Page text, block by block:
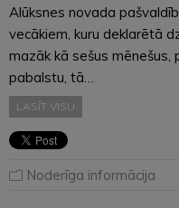
Alūksnes novada
vecākiem, kuru deklarētā
mazāk kā sešus mēnešus,
pabalstu, tā…
LASĪT VISU
Noderīga informācija